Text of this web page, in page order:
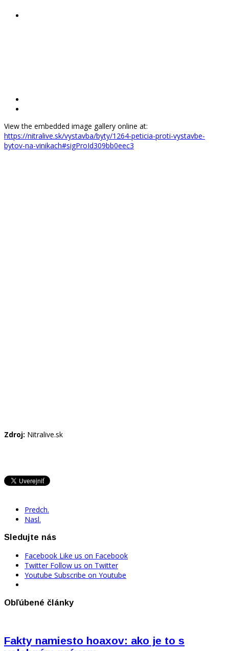
View the embedded image gallery online at:
https://nitralive.sk/vystavba/byty/1264-peticia-proti-vystavbe-
bytov-na-vinikach#sigProId309bb0eec3
Zdroj: Nitralive.sk
Predch.
Nasl.
Sledujte nás
Facebook Like us on Facebook
Twitter Follow us on Twitter
Youtube Subscribe on Youtube
Obľúbené články
Fakty namiesto hoaxov: ako je to s